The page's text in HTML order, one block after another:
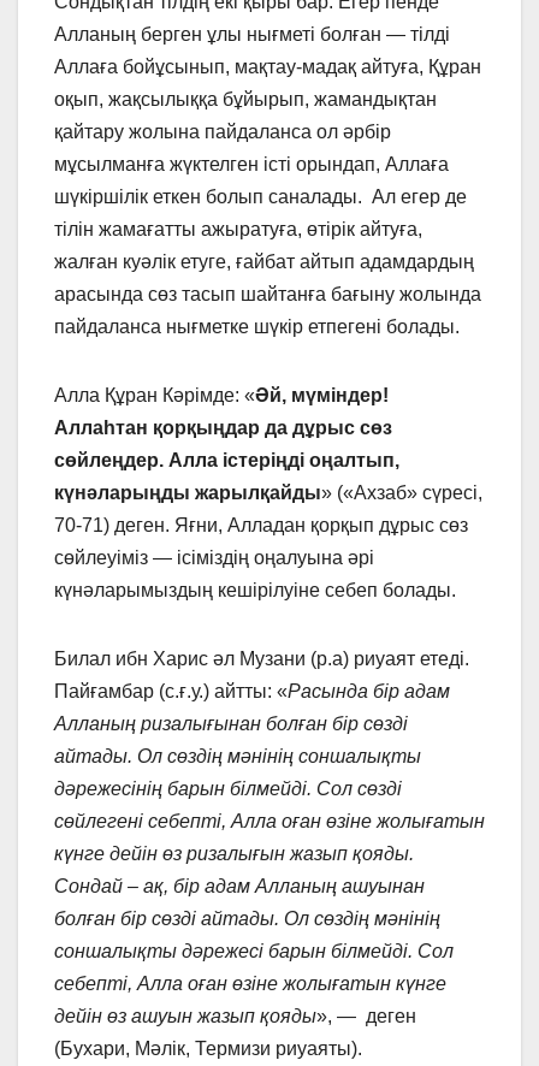
Алланың берген ұлы нығметі болған — тілді
Аллаға бойұсынып, мақтау-мадақ айтуға, Құран
оқып, жақсылыққа бұйырып, жамандықтан
қайтару жолына пайдаланса ол әрбір
мұсылманға жүктелген істі орындап, Аллаға
шүкіршілік еткен болып саналады. Ал егер де
тілін жамағатты ажыратуға, өтірік айтуға,
жалған куәлік етуге, ғайбат айтып адамдардың
арасында сөз тасып шайтанға бағыну жолында
пайдаланса нығметке шүкір етпегені болады.
Алла Құран Кәрімде: «Әй, мүміндер!
Аллаһтан қорқыңдар да дұрыс сөз
сөйлеңдер. Алла істеріңді оңалтып,
күнәларыңды жарылқайды» («Ахзаб» сүресі,
70-71) деген. Яғни, Алладан қорқып дұрыс сөз
сөйлеуіміз — ісіміздің оңалуына әрі
күнәларымыздың кешірілуіне себеп болады.
Билал ибн Харис әл Музани (р.а) риуаят етеді.
Пайғамбар (с.ғ.у.) айтты: «Расында бір адам
Алланың ризалығынан болған бір сөзді
айтады. Ол сөздің мәнінің соншалықты
дәрежесінің барын білмейді. Сол сөзді
сөйлегені себепті, Алла оған өзіне жолығатын
күнге дейін өз ризалығын жазып қояды.
Сондай – ақ, бір адам Алланың ашуынан
болған бір сөзді айтады. Ол сөздің мәнінің
соншалықты дәрежесі барын білмейді. Сол
себепті, Алла оған өзіне жолығатын күнге
дейін өз ашуын жазып қояды», — деген
(Бухари, Мәлік, Термизи риуаяты).